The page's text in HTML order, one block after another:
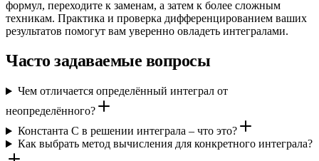
формул, переходите к заменам, а затем к более сложным
техникам. Практика и проверка дифференцированием ваших
результатов помогут вам уверенно овладеть интегралами.
Часто задаваемые вопросы
Чем отличается определённый интеграл от
неопределённого?
Константа C в решении интеграла – что это?
Как выбрать метод вычисления для конкретного интеграла?